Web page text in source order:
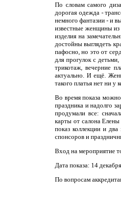
По словам самого
дорогая одежда -
немного фантазии - и
известные женщины из
изделия на
достойны выглядеть
пафосно, но это от
для прогулок с
трикотаж, вечерние
актуально. И ещё.
такого платья нет ни у
Во время показа
праздника и надолго
продумали все:
карты от салона
показ коллекции и
спонсоров и
Вход на мероприятие
Дата показа: 14
По вопросам